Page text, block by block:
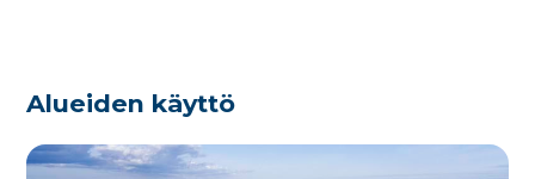
Alueiden käyttö